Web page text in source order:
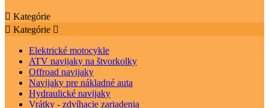
 Kategórie
 Kategórie 
Elektrické motocykle
ATV navijaky na štvorkolky
Offroad navijaky
Navijaky pre nákladné auta
Hydraulické navijaky
Vrátky - zdvíhacie zariadenia